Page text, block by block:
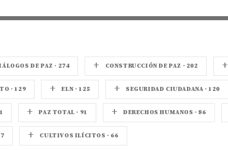
DE PAZ · 274 + CONSTRUCCIÓN DE PAZ · 202 +
· 129 + ELN · 125 + SEGURIDAD CIUDADANA · 120
+ PAZ TOTAL · 91 + DERECHOS HUMANOS · 86
+ CULTIVOS ILÍCITOS · 66